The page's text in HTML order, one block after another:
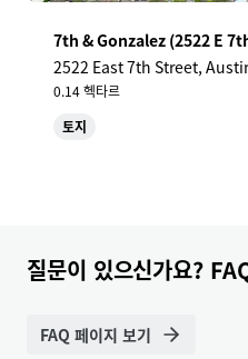
7th & Gonzalez (2522 E
2522 East 7th Street,
0.14 헥타르
토지
질문이 있으신가요?
FAQ 페이지 보기